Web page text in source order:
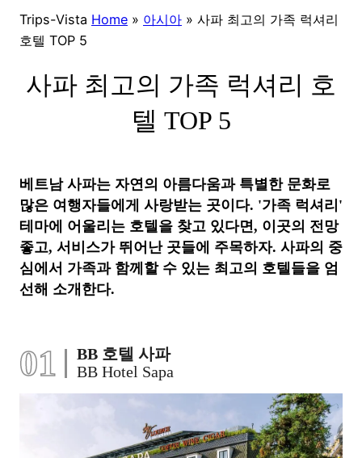
Trips-Vista Home » 아시아 » 사파 최고의 가족 럭셔리
호텔 TOP 5
사파 최고의 가족 럭셔리 호
텔 TOP 5
베트남 사파는 자연의 아름다움과 특별한 문화로
많은 여행자들에게 사랑받는 곳이다. '가족 럭셔리'
테마에 어울리는 호텔을 찾고 있다면, 이곳의 전망
좋고, 서비스가 뛰어난 곳들에 주목하자. 사파의 중
심에서 가족과 함께할 수 있는 최고의 호텔들을 엄
선해 소개한다.
01
BB 호텔 사파
BB Hotel Sapa